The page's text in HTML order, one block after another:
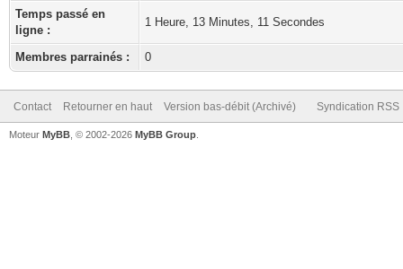
Temps passé en
ligne :
1 Heure, 13 Minutes, 11 Secondes
Membres parrainés : 0
Contact Retourner en haut Version bas-débit (Archivé) Syndication RSS
Moteur MyBB , © 2002-2026 MyBB Group